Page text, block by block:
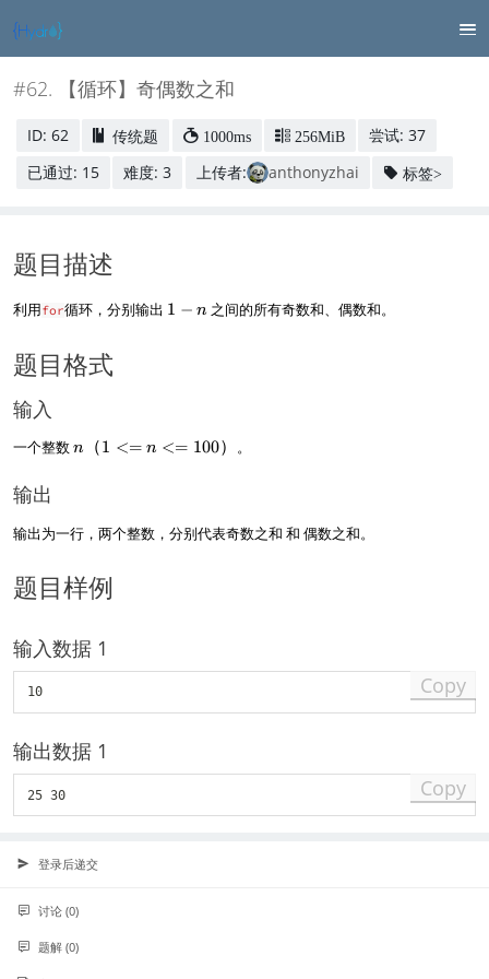
#62. 【循环】奇偶数之和
ID: 62 传统题 1000ms 256MiB
尝试: 37
已通过: 15
难度: 3 上传者: anthonyzhai 标签>
题目描述
利用for循环，分别输出 11 − n 之间的所有奇数和、偶数和。
题目格式
输入
一个整数n
=
n
=
10
）
n （1 <= n <= 100） 。
输出
输出为一行，两个整数，分别代表奇数之和 和 偶数之和。
题目样例
输入数据 1
10 Copy
输出数据 1
25 30 Copy
登录后递交
讨论 (0)
题解 (0)